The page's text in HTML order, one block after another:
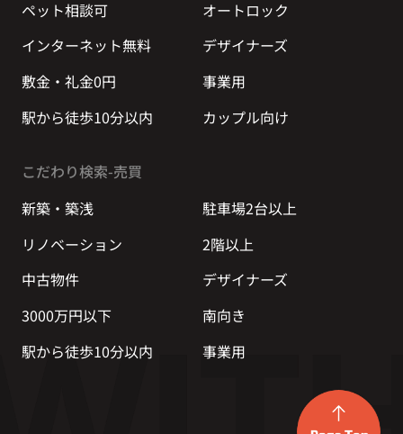
ペット相談可
オートロック
インターネット無料
デザイナーズ
敷金・礼金0円
事業用
駅から徒歩10分以内
カップル向け
こだわり検索-売買
新築・築浅
駐車場2台以上
リノベーション
2階以上
中古物件
デザイナーズ
3000万円以下
南向き
駅から徒歩10分以内
事業用